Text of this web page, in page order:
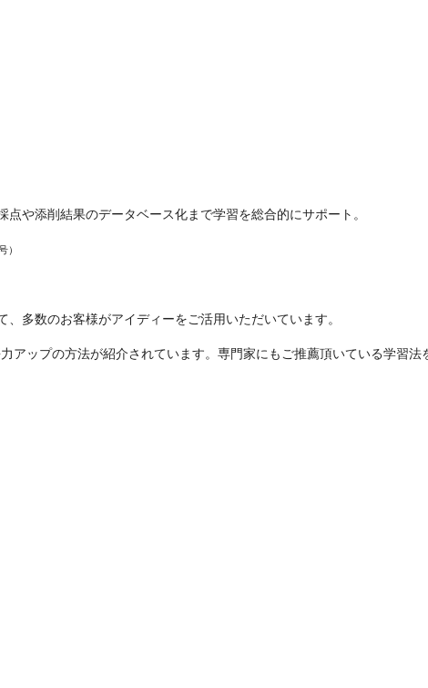
や添削結果のデータベース化まで学習を総合的にサポート。
）
多数のお客様がアイディーをご活用いただいています。
ップの方法が紹介されています。専門家にもご推薦頂いている学習法